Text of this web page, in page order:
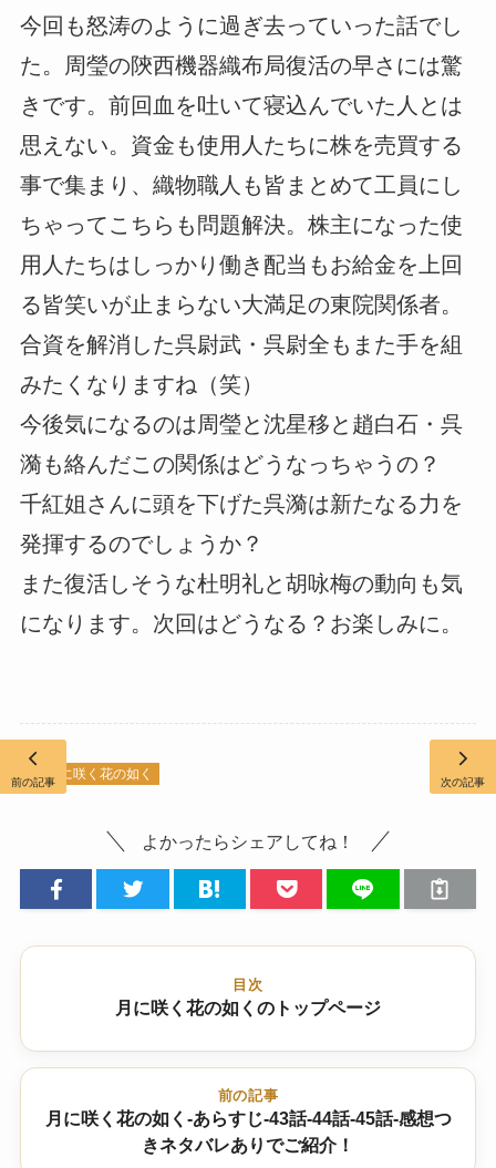
今回も怒涛のように過ぎ去っていった話でし
た。周瑩の陝西機器織布局復活の早さには驚
きです。前回血を吐いて寝込んでいた人とは
思えない。資金も使用人たちに株を売買する
事で集まり、織物職人も皆まとめて工員にし
ちゃってこちらも問題解決。株主になった使
用人たちはしっかり働き配当もお給金を上回
る皆笑いが止まらない大満足の東院関係者。
合資を解消した呉尉武・呉尉全もまた手を組
みたくなりますね（笑）
今後気になるのは周瑩と沈星移と趙白石・呉
漪も絡んだこの関係はどうなっちゃうの？
千紅姐さんに頭を下げた呉漪は新たなる力を
発揮するのでしょうか？
また復活しそうな杜明礼と胡咏梅の動向も気
になります。次回はどうなる？お楽しみに。
月に咲く花の如く
よかったらシェアしてね！
目次
月に咲く花の如くのトップページ
前の記事
月に咲く花の如く-あらすじ-43話-44話-45話-感想つ
きネタバレありでご紹介！
前の記事 次の記事